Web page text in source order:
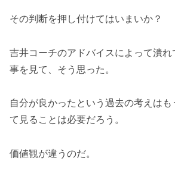
その判断を押し付けてはいまいか？
吉井コーチのアドバイスによって潰
事を見て、そう思った。
自分が良かったという過去の考えは
て見ることは必要だろう。
価値観が違うのだ。